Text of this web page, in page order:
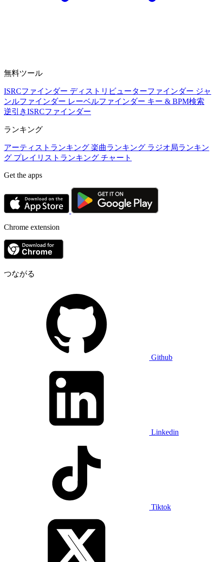
無料ツール
ISRCファインダー ディストリビューターファインダー ジャ
ンルファインダー レーベルファインダー キー & BPM検索
逆引きISRCファインダー
ランキング
アーティストランキング 楽曲ランキング ラジオ局ランキン
グ プレイリストランキング チャート
Get the apps
Chrome extension
つながる
Github
Linkedin
Tiktok